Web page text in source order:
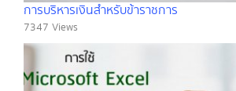
การบริหารเงินสำหรับข้าราชการ
7347 Views